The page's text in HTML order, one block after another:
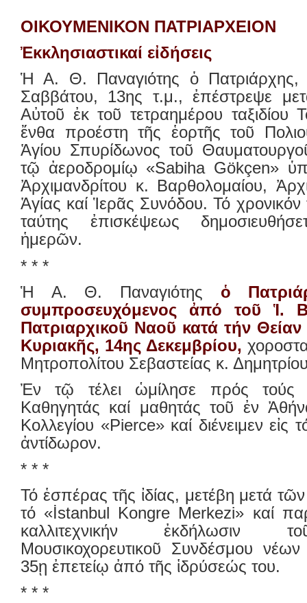
ΟΙΚΟΥΜΕΝΙΚΟΝ ΠΑΤΡΙΑΡΧΕΙΟΝ
Ἐκκλησιαστικαί εἰδήσεις
Ἡ Α. Θ. Παναγιότης ὁ Πατριάρχης,
Σαββάτου, 13ης τ.μ., ἐπέστρεψε
Αὐτοῦ ἐκ τοῦ τετραημέρου ταξιδίου
ἔνθα προέστη τῆς ἑορτῆς τοῦ
Ἁγίου Σπυρίδωνος τοῦ
τῷ ἀεροδρομίῳ «Sabiha Gökçen»
Ἀρχιμανδρίτου κ. Βαρθολομαίου,
Ἁγίας καί Ἱερᾶς Συνόδου. Τό χρονικόν
ταύτης ἐπισκέψεως
ἡμερῶν.
* * *
Ἡ Α. Θ. Παναγιότης ὁ
συμπροσευχόμενος ἀπό τοῦ Ἱ.
Πατριαρχικοῦ Ναοῦ κατά τήν Θείαν
Κυριακῆς, 14ης Δεκεμβρίου,
Μητροπολίτου Σεβαστείας κ.
Ἐν τῷ τέλει ὡμίλησε πρός τούς
Καθηγητάς καί μαθητάς τοῦ ἐν
Κολλεγίου «Pierce» καί διένειμεν εἰς
ἀντίδωρον.
* * *
Τό ἑσπέρας τῆς ἰδίας, μετέβη μετά
τό «İstanbul Kongre Merkezi» καί
καλλιτεχνικήν ἐκδήλωσιν
Μουσικοχορευτικοῦ Συνδέσμου
35ῃ ἐπετείῳ ἀπό τῆς ἱδρύσεώς του.
* * *